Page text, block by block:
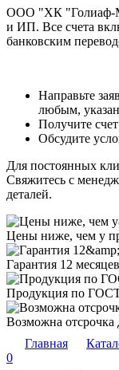
ООО "ХК "Голиаф-
и ИП. Все счета
банковским
Направьте
любым,
Получите
Обсудите
Для постоянных
Свяжитесь с
деталей.
Цены ниже, чем у
Гарантия 12 месяцев
Продукция по
Возможна отсрочка
Главная
0